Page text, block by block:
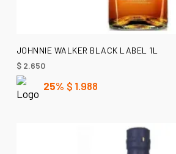
AÑADIR AL CARRITO
JOHNNIE WALKER BLACK LABEL 1L
$2.650
25% $ 1.988